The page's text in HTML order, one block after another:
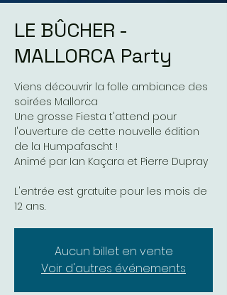
LE BÛCHER -
MALLORCA Party
Viens découvrir la folle ambiance des
soirées Mallorca
Une grosse Fiesta t'attend pour
l'ouverture de cette nouvelle édition
de la Humpafascht !
Animé par Ian Kaçara et Pierre Dupray
L'entrée est gratuite pour les mois de
12 ans.
Aucun billet en vente
Voir d'autres événements